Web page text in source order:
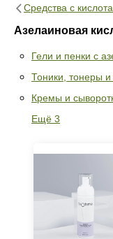
Средства с
Азелаиновая
Гели и пенки с
Тоники, тонеры
Кремы и
Ещё 3
Фильтр 0
салициловой
Кремы и сыворотки с
Показать еще